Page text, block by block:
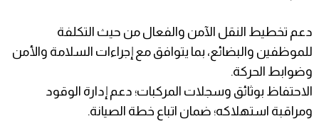
دعم تخطيط النقل الآمن والفعال من حيث التكلفة
للموظفين والبضائع، بما يتوافق مع إجراءات السلامة والأمن
وضوابط الحركة.
الاحتفاظ بوثائق وسجلات المركبات؛ دعم إدارة الوقود
ومراقبة استهلاكه؛ ضمان اتباع خطة الصيانة.